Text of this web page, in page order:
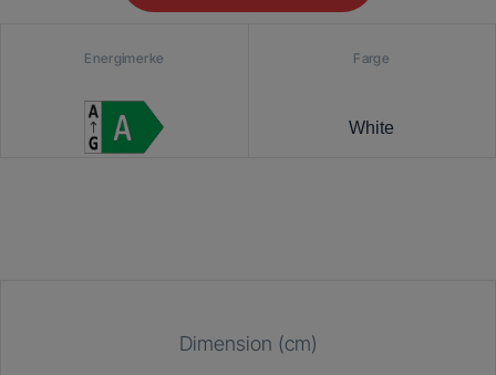
Energimerke Farge
White
Dimension (cm)